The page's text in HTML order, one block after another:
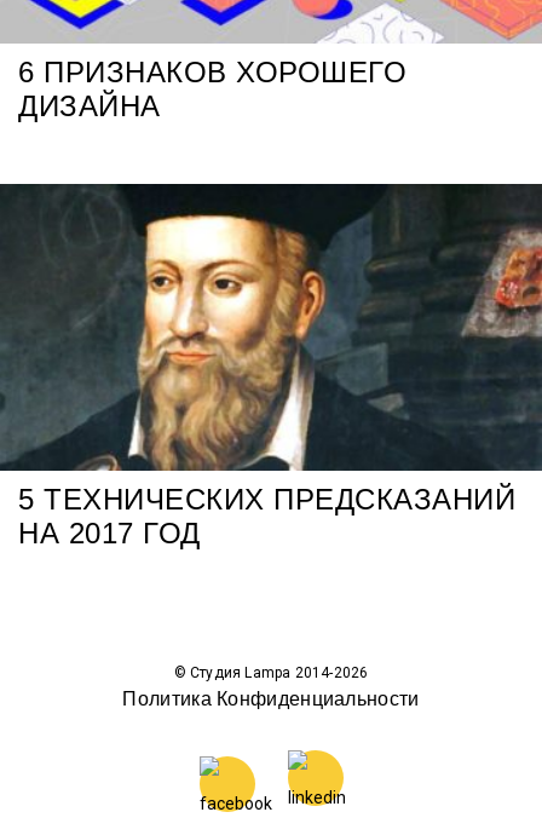
6 ПРИЗНАКОВ ХОРОШЕГО
ДИЗАЙНА
5 ТЕХНИЧЕСКИХ ПРЕДСКАЗАНИЙ
НА 2017 ГОД
© Студия Lampa 2014-2026
Политика Конфиденциальности